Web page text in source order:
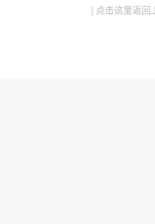
[ 点击这里返回